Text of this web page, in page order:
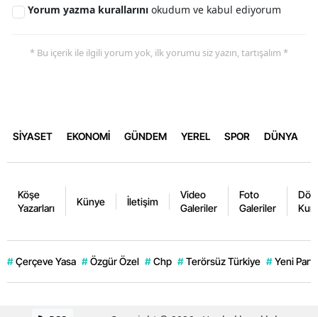
Yorum yazma kurallarını okudum ve kabul ediyorum
* Bu içerik ile ilgili yorum yok, ilk yorumu siz yazın, tartışalım *
SİYASET EKONOMİ GÜNDEM YEREL SPOR DÜNYA
Köşe
Yazarları
Künye İletişim
Video
Galeriler
Foto
Galeriler
# Çerçeve Yasa # Özgür Özel # Chp # Terörsüz Türkiye # Yeni Parti